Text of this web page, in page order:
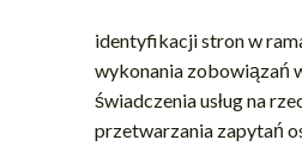
identyfikacji stron w
wykonania zobowiązań
świadczenia usług na
przetwarzania zapytań